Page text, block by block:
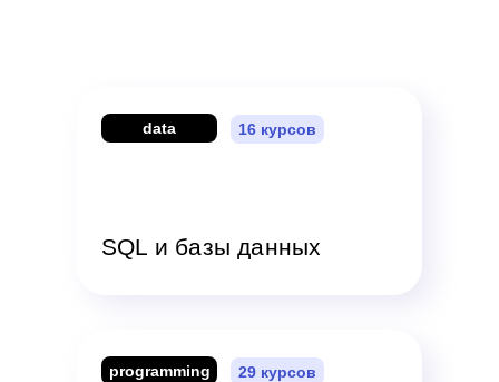
SQL и базы данных
data 16 курсов
programming 29 курсов